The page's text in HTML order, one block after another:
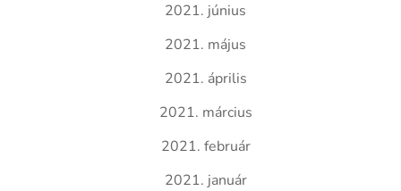
2021. június
2021. május
2021. április
2021. március
2021. február
2021. január